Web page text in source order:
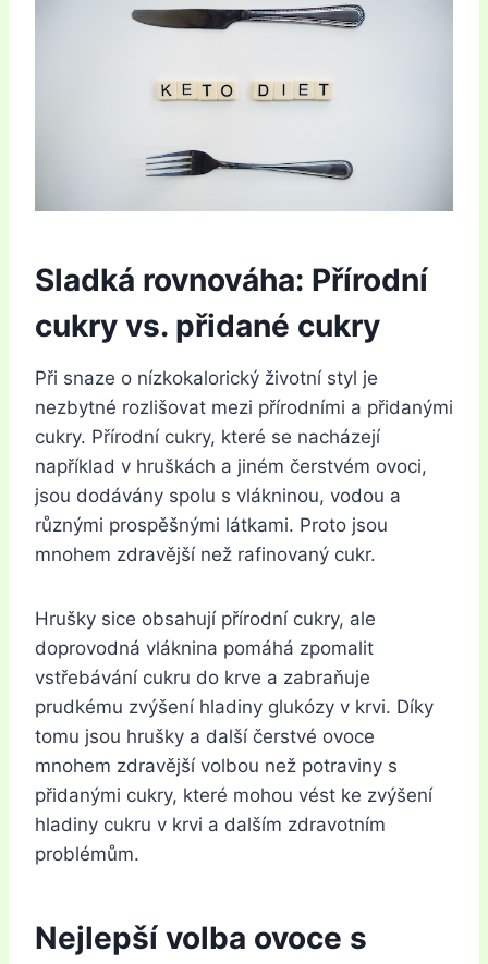
Sladká rovnováha: Přírodní
cukry vs. přidané cukry
Při snaze o nízkokalorický životní styl je
nezbytné rozlišovat mezi přírodními a přidanými
cukry. Přírodní cukry, které se nacházejí
například v hruškách a jiném čerstvém ovoci,
jsou dodávány spolu s vlákninou, vodou a
různými prospěšnými látkami. Proto jsou
mnohem zdravější než rafinovaný cukr.
Hrušky sice obsahují přírodní cukry, ale
doprovodná vláknina pomáhá zpomalit
vstřebávání cukru do krve a zabraňuje
prudkému zvýšení hladiny glukózy v krvi. Díky
tomu jsou hrušky a další čerstvé ovoce
mnohem zdravější volbou než potraviny s
přidanými cukry, které mohou vést ke zvýšení
hladiny cukru v krvi a dalším zdravotním
problémům.
Nejlepší volba ovoce s